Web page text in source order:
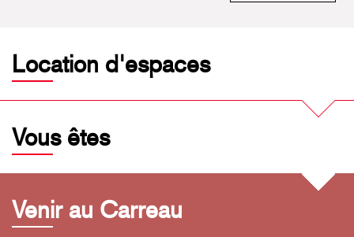
Location d'espaces
Vous êtes
Venir au Carreau